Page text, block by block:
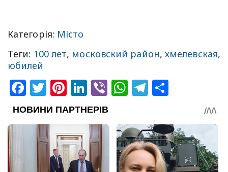
Категорія: Місто
Теги: 100 лет, московский район,хмелевская,
юбилей
Facebook
Twitter
Pinterest
LinkedIn
ViberWhatsApp
Telegram